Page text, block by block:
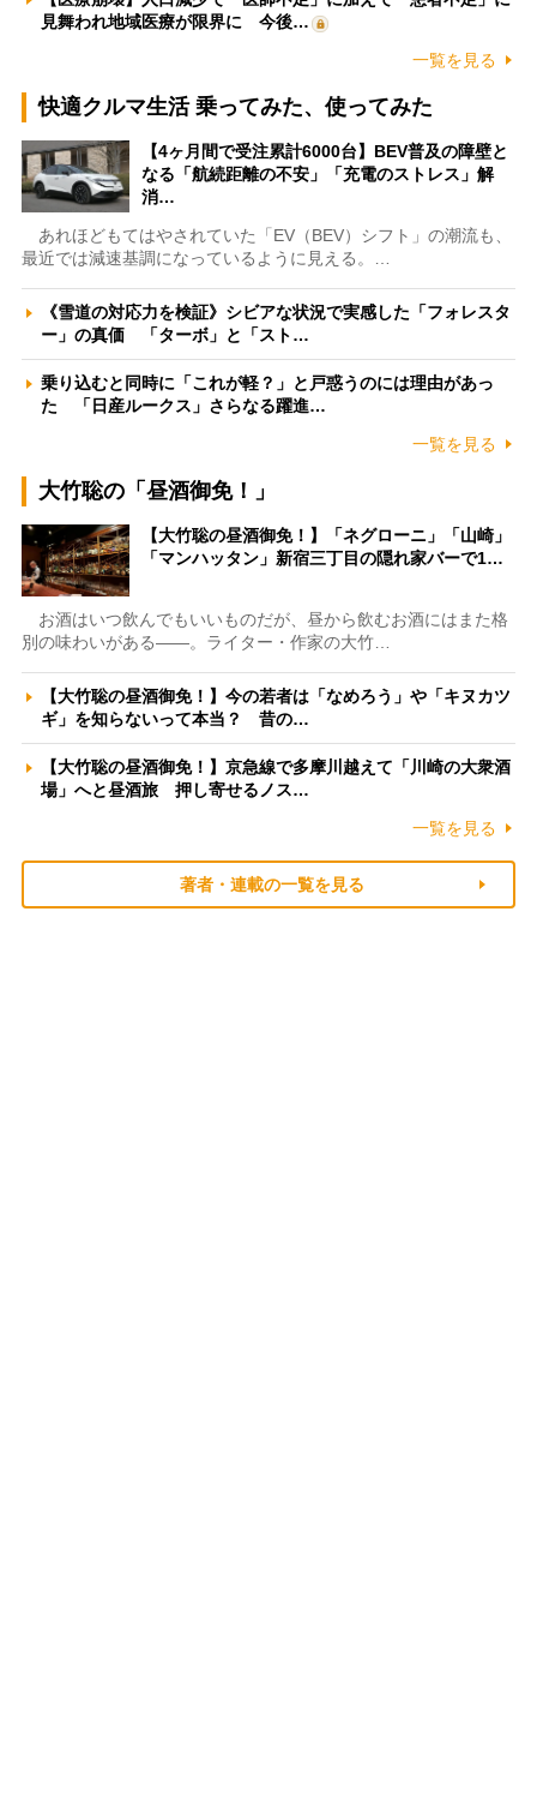
見舞われ地域医療が限界に 今後…
一覧を見る
快適クルマ生活 乗ってみた、使ってみた
【4ヶ月間で受注累計6000台】BEV普及の障壁と
なる「航続距離の不安」「充電のストレス」解
消…
あれほどもてはやされていた「EV（BEV）シフト」の潮流も、
最近では減速基調になっているように見える。…
《雪道の対応力を検証》シビアな状況で実感した「フォレスタ
ー」の真価 「ターボ」と「スト…
乗り込むと同時に「これが軽？」と戸惑うのには理由があっ
た 「日産ルークス」さらなる躍進…
一覧を見る
大竹聡の「昼酒御免！」
【大竹聡の昼酒御免！】「ネグローニ」「山崎」
「マンハッタン」新宿三丁目の隠れ家バーで1…
お酒はいつ飲んでもいいものだが、昼から飲むお酒にはまた格
別の味わいがある――。ライター・作家の大竹…
【大竹聡の昼酒御免！】今の若者は「なめろう」や「キヌカツ
ギ」を知らないって本当？ 昔の…
【大竹聡の昼酒御免！】京急線で多摩川越えて「川崎の大衆酒
場」へと昼酒旅 押し寄せるノス…
一覧を見る
著者・連載の一覧を見る